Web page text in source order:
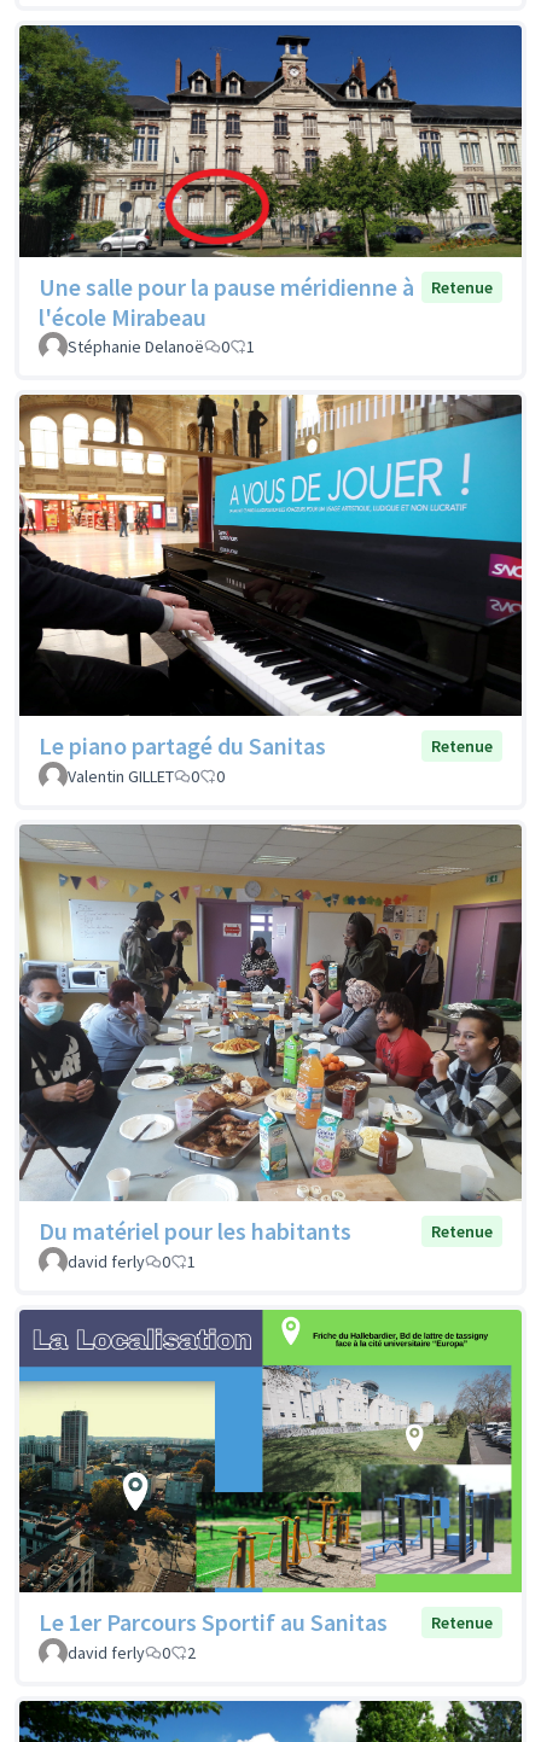
Une salle pour la pause méridienne à
l'école Mirabeau
Retenue
Stéphanie Delanoë 0 1
Le piano partagé du Sanitas
Retenue
Valentin GILLET
0 0
Du matériel pour les habitants
Retenue
david ferly
0 1
Le 1er Parcours Sportif au Sanitas
Retenue
david ferly
0 2